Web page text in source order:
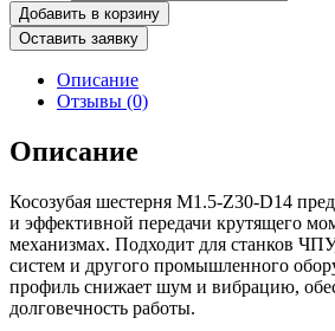
товара
Шестерня
косозубая
Z30-
D14
Добавить в корзину
Оставить заявку
Описание
Отзывы (0)
Описание
Косозубая шестерня M1.5-Z30-D14
и эффективной передачи крутящего
механизмах. Подходит для станков
систем и другого промышленного
профиль снижает шум и вибрацию,
долговечность работы.